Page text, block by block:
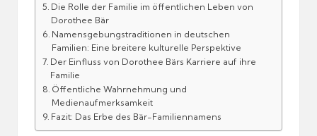
Die Rolle der Familie im öffentlichen Leben von
Dorothee Bär
Namensgebungstraditionen in deutschen
Familien: Eine breitere kulturelle Perspektive
Der Einfluss von Dorothee Bärs Karriere auf ihre
Familie
Öffentliche Wahrnehmung und
Medienaufmerksamkeit
Fazit: Das Erbe des Bär-Familiennamens